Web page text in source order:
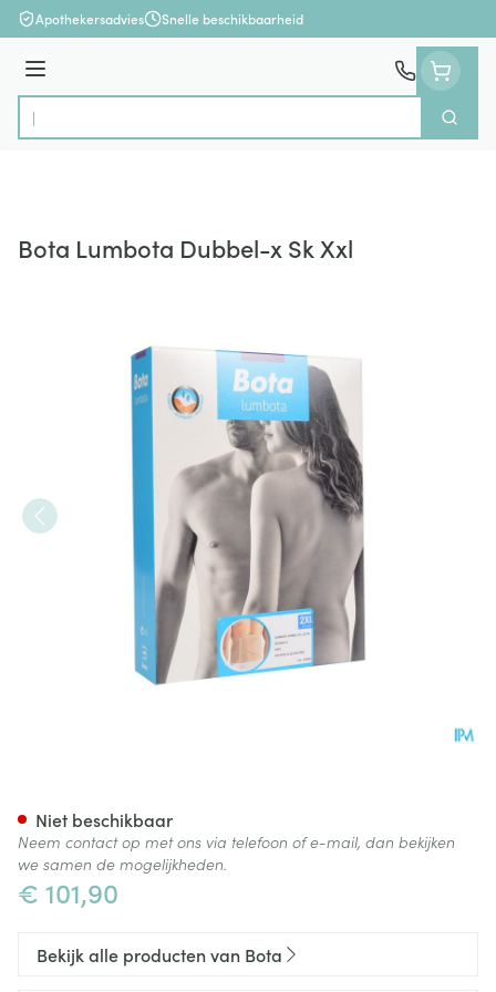
Ga naar de inhoud
Apothekersadvies Snelle beschikbaarheid
Menu
Product, merk, categorie...
Zoek
Bota Lumbota Dubbel-x Sk Xxl
€ 101,90
Niet beschikbaar
Neem contact op met ons via telefoon of e-mail, dan bekijken
we samen de mogelijkheden.
Bekijk alle producten van Bota